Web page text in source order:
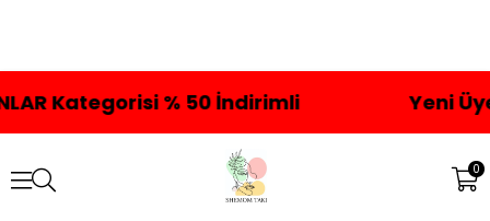
% 50 İndirimli Yeni Üyelere
0